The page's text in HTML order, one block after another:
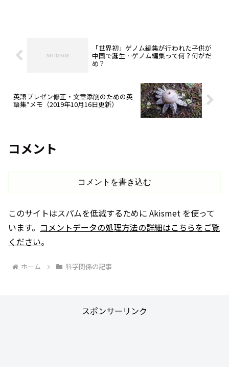
「世界初」ゲノム編集が行われた子供が
中国で誕生…ゲノム編集って何？何がだ
め？
英語プレゼン修正・文章添削のための英
語集*メモ（2019年10月16日更新）
コメント
コメントを書き込む
このサイトはスパムを低減するために Akismet を使って
います。 コメントデータの処理方法の詳細はこちらをご覧
ください。
ホーム 科学関係の記事
スポンサーリンク